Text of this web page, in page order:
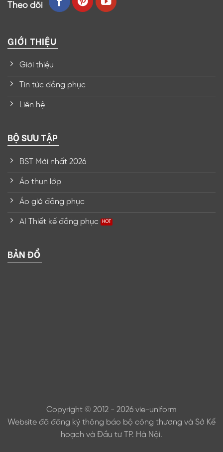
Theo dõi
GIỚI THIỆU
Giới thiệu
Tin tức đồng phục
Liên hệ
BỘ SƯU TẬP
BST Mới nhất 2026
Áo thun lớp
Áo gió đồng phục
AI Thiết kế đồng phục
BẢN ĐỒ
Copyright © 2012 - 2026 vie-uniform
Website đã đăng ký thông báo bộ công thương và Sở Kế
hoạch và Đầu tư TP. Hà Nội.